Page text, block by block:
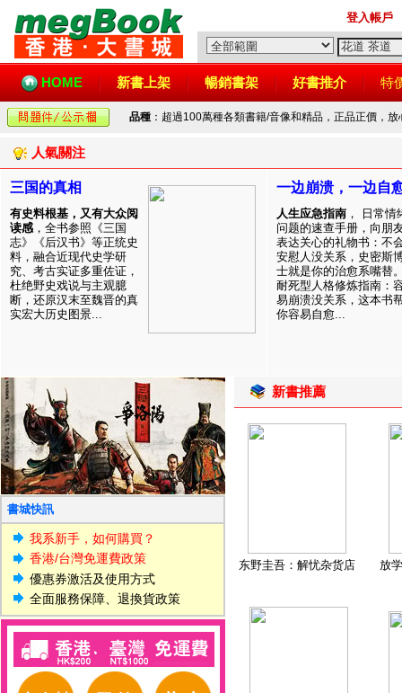
登入帳戶
HOME 新書上架 暢銷書架 好書推介 特
品種 ：超過100萬種各類書籍/音像和精品，正品正價，
人氣關注
三国的真相
有史料根基，又有大众阅
读感 ，全书参照《三国
志》《后汉书》等正统史
料，融合近现代史学研
究、考古实证多重佐证，
杜绝野史戏说与主观臆
断，还原汉末至魏晋的真
实宏大历史图景...
一边崩溃，一边自
人生应急指南 ， 日常情
问题的速查手册，向朋
表达关心的礼物书：不
安慰人没关系，史密斯
士就是你的治愈系嘴替
耐死型人格修炼指南：
易崩溃没关系，这本书
你容易自愈...
書城快訊
我系新手，如何購買？
香港/台灣免運費政策
優惠券激活及使用方式
全面服務保障、退換貨政策
新書推薦
东野圭吾：解忧杂货店 放